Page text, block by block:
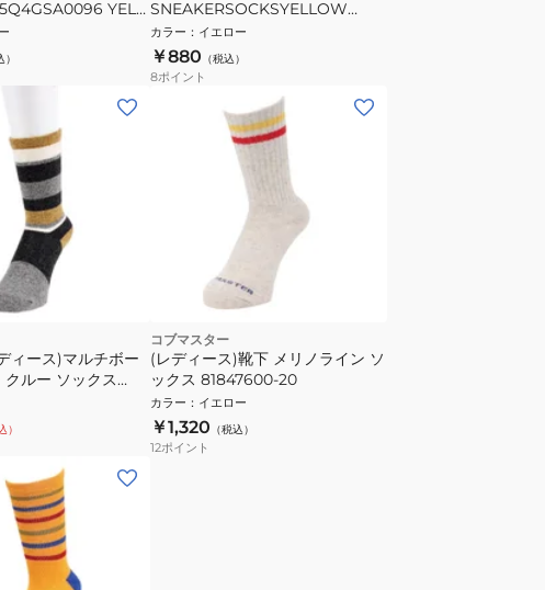
YEL
保温 裏起毛
）
SNEAKERSOCKSYELLOW
ODV70-KK8018 カジュアル ファ
ッション
カラー ： イエロー
￥880 （税込）
8ポイント
ィース)マルチボー
クルー ソックス
）
コブマスター
(レディース)靴下 メリノライン ソ
ックス 81847600-20
カラー ： イエロー
￥1,320 （税込）
12ポイント